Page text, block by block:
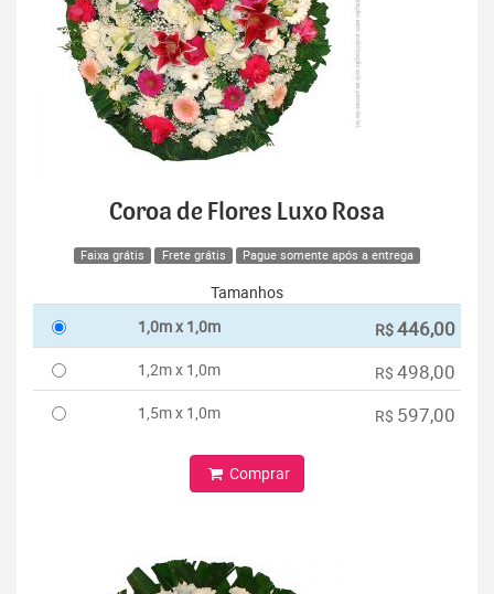
Coroa de Flores Luxo Rosa
Faixa grátis Frete grátis Pague somente após a entrega
Tamanhos
1,0m x 1,0m
R$446,00
1,2m x 1,0m R$ 498,00
1,5m x 1,0m R$ 597,00
Comprar